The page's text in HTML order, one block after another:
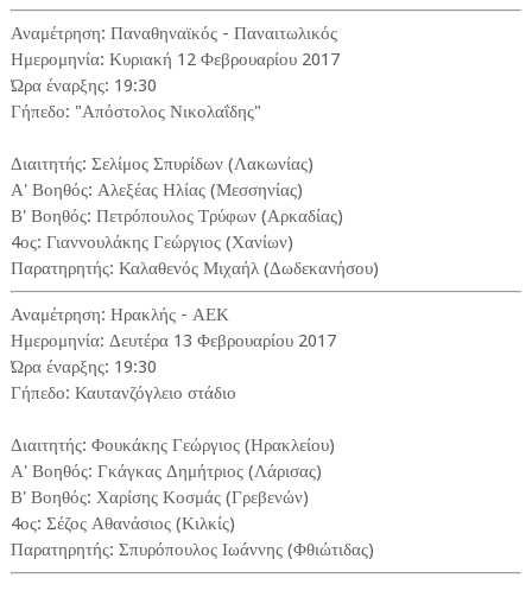
Αναμέτρηση: Παναθηναϊκός - Παναιτωλικός
Ημερομηνία: Κυριακή 12 Φεβρουαρίου 2017
Ώρα έναρξης: 19:30
Γήπεδο: "Απόστολος Νικολαΐδης"
Διαιτητής: Σελίμος Σπυρίδων (Λακωνίας)
Α' Βοηθός: Αλεξέας Ηλίας (Μεσσηνίας)
Β' Βοηθός: Πετρόπουλος Τρύφων (Αρκαδίας)
4ος: Γιαννουλάκης Γεώργιος (Χανίων)
Παρατηρητής: Καλαθενός Μιχαήλ (Δωδεκανήσου)
Αναμέτρηση: Ηρακλής - ΑΕΚ
Ημερομηνία: Δευτέρα 13 Φεβρουαρίου 2017
Ώρα έναρξης: 19:30
Γήπεδο: Καυτανζόγλειο στάδιο
Διαιτητής: Φουκάκης Γεώργιος (Ηρακλείου)
Α' Βοηθός: Γκάγκας Δημήτριος (Λάρισας)
Β' Βοηθός: Χαρίσης Κοσμάς (Γρεβενών)
4ος: Σέζος Αθανάσιος (Κιλκίς)
Παρατηρητής: Σπυρόπουλος Ιωάννης (Φθιώτιδας)